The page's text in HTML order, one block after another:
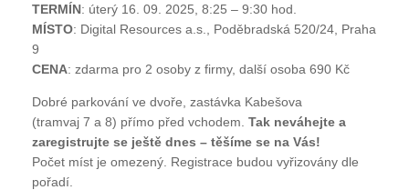
TERMÍN: úterý 16. 09. 2025, 8:25 – 9:30 hod.
MÍSTO: Digital Resources a.s., Poděbradská 520/24, Praha
9
CENA: zdarma pro 2 osoby z firmy, další osoba 690 Kč
Dobré parkování ve dvoře, zastávka Kabešova
(tramvaj 7 a 8) přímo před vchodem. Tak neváhejte a
zaregistrujte se ještě dnes – těšíme se na Vás!
Počet míst je omezený. Registrace budou vyřizovány dle
pořadí.